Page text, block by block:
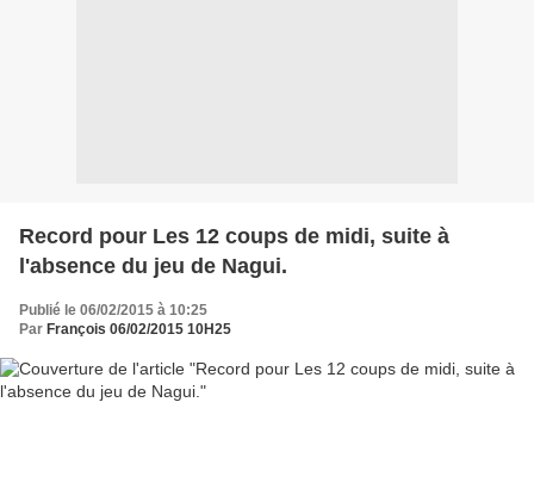
Record pour Les 12 coups de midi, suite à
l'absence du jeu de Nagui.
Publié le 06/02/2015 à 10:25
Par François 06/02/2015 10H25